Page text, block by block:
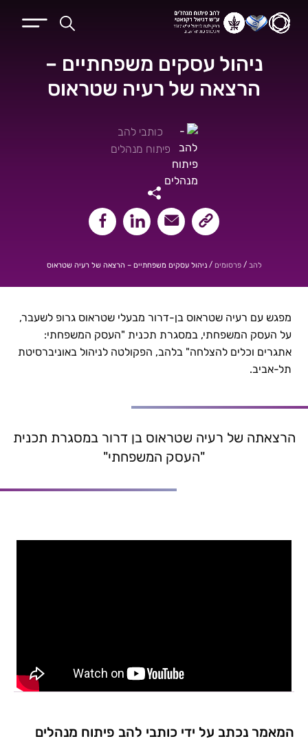
ניהול עסקים משפחתיים –
הרצאה של רעיה שטראוס
כותבי להב
פיתוח מנהלים
שיתוף קישור העמוד
שיתוף במיילשיתוף בלינקאדיןשיתוף בפייסבוק
להב /פרסומים /ניהול עסקים משפחתיים – הרצאה של רעיה שטראוס
ניהול עסקים משפחתיים – הרצאה של רעיה שטראוס | כותבי
להב פיתוח מנהלים
מפגש עם רעיה שטראוס בן-דרור מבעלי שטראוס גרופ לשעבר,
על העסק המשפחתי, במסגרת תכנית "העסק המשפחתי:
אתגרים וכלים להצלחה" בלהב, הפקולטה לניהול באוניברסיטת
תל-אביב.
הרצאתה של רעיה שטראוס בן דרור במסגרת תכנית
"העסק המשפחתי"
המאמר נכתב על ידי כותבי להב פיתוח מנהלים